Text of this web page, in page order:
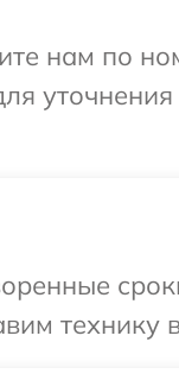
нам по
технику